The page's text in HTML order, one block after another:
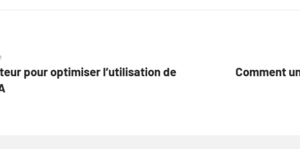
pour optimiser l’utilisation de
Comment